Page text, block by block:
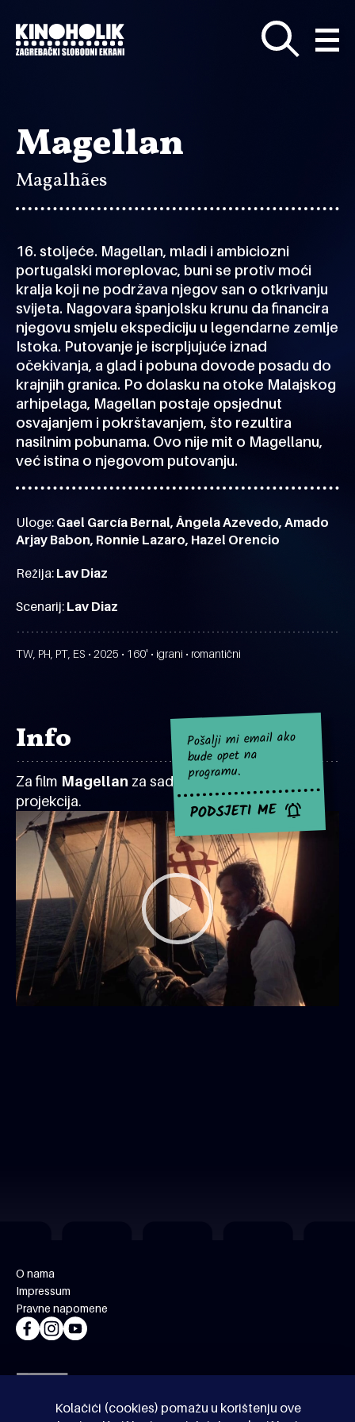
glavni
sadržaj
Kolačići (cookies) pomažu u korištenju ove
Magellan
Magalhães
16. stoljeće. Magellan, mladi i ambiciozni
portugalski moreplovac, buni se protiv moći
kralja koji ne podržava njegov san o otkrivanju
svijeta. Nagovara španjolsku krunu da financira
njegovu smjelu ekspediciju u legendarne zemlje
Istoka. Putovanje je iscrpljujuće iznad
očekivanja, a glad i pobuna dovode posadu do
krajnjih granica. Po dolasku na otoke Malajskog
arhipelaga, Magellan postaje opsjednut
osvajanjem i pokrštavanjem, što rezultira
nasilnim pobunama. Ovo nije mit o Magellanu,
već istina o njegovom putovanju.
Uloge: Gael García Bernal, Ângela Azevedo, Amado
Arjay Babon, Ronnie Lazaro, Hazel Orencio
Režija: Lav Diaz
Scenarij: Lav Diaz
TW, PH, PT, ES • 2025 • 160' • igrani • romantični
Info
Za film Magellan za sad nema najavljenih
projekcija.
Pošalji mi email ako
bude opet na
programu.
PODSJETI ME
O nama
Impressum
Pravne napomene